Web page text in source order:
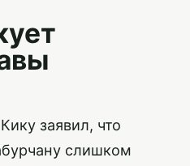
заявил, что
слишком